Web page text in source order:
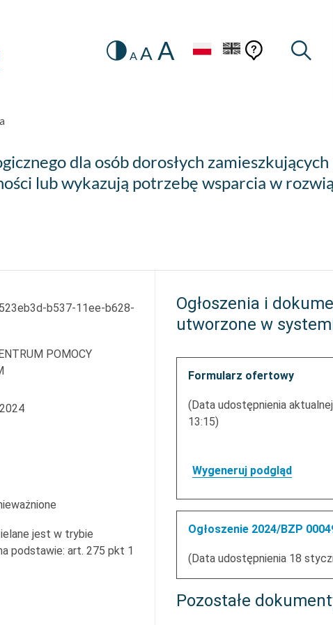
HEADER.SETTINGS_SR
Zmiana
A A A
Pomoc
Pomoc
dla osób dorosłych
lub wykazują potrzebę wsparcia w
b537-11ee-b628-
POMOCY
jest w trybie
podstawie: art. 275 pkt 1
Ogłoszenia i
utworzone w
Formularz ofertowy
(Data udostępnienia
13:15)
Wygeneruj podgląd
Ogłoszenie 2024/BZP
(Data udostępnienia 18
Pozostałe